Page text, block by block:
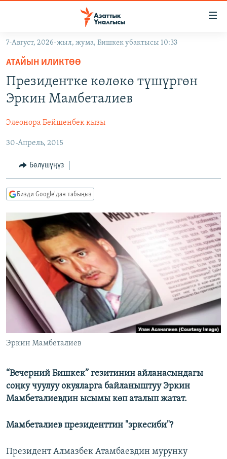
Навигацияга
өтүңүз
Издөөгө
салыңыз
ЖАҢЫЛЫКТАР
КЫРГЫЗСТАН
ЭКОНОМИКА
МАДАНИЯТ
ДҮЙНӨ
БОРБОР АЗИЯ
УКРАИНА
АТАЙЫН ИЛИКТӨӨ
ТВ ПРОГРАММАЛАР
БҮГҮН АЗАТТЫКТА
БИЗ ЖАНА ДҮЙНӨ
ДАНИСТЕ
ЭЖЕ-СИҢДИЛЕР
АЗАТТЫК+
ЫҢГАЙСЫЗ СУРООЛОР
ПОДКАСТ
ӨЗГӨЧӨ ПИКИР
ОНЛАЙН ШЕРИНЕ
ЭЕ/АРнун бардык сайттары
7-Август, 2026-жыл, жума, Бишкек убактысы 10:33
АТАЙЫН ИЛИКТӨӨ
Президентке көлөкө түшүргөн
Эркин Мамбеталиев
Элеонора Бейшенбек кызы
30-Апрель, 2015
Бөлүшүңүз
Бизди Google'дан табыңыз
Эркин Мамбеталиев
“Вечерний Бишкек” гезитинин айланасындагы
соңку чуулуу окуяларга байланыштуу Эркин
Мамбеталиевдин ысымы көп аталып жатат.
Мамбеталиев президенттин "эркесиби"?
Президент Алмазбек Атамбаевдин мурунку